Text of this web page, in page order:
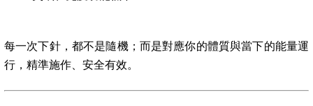
每一次下針，都不是隨機；而是對應你的體質與當下的能量運
行，精準施作、安全有效。